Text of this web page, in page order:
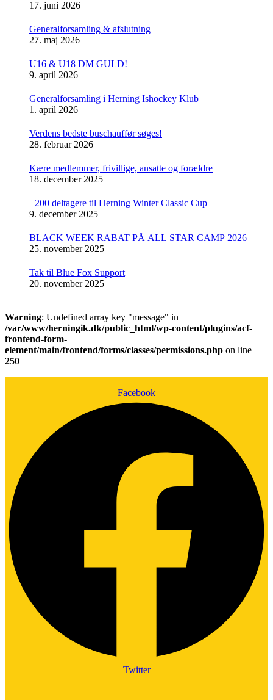
17. juni 2026
Generalforsamling & afslutning
27. maj 2026
U16 & U18 DM GULD!
9. april 2026
Generalforsamling i Herning Ishockey Klub
1. april 2026
Verdens bedste buschauffør søges!
28. februar 2026
Kære medlemmer, frivillige, ansatte og forældre
18. december 2025
+200 deltagere til Herning Winter Classic Cup
9. december 2025
BLACK WEEK RABAT PÅ ALL STAR CAMP 2026
25. november 2025
Tak til Blue Fox Support
20. november 2025
Warning: Undefined array key "message" in
/var/www/herningik.dk/public_html/wp-content/plugins/acf-
frontend-form-
element/main/frontend/forms/classes/permissions.php on line
250
Facebook
Twitter